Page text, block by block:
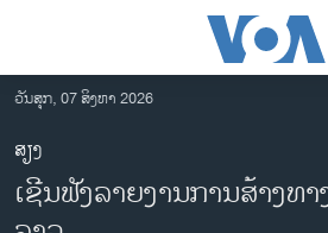
ເຂົ້າ
ຫາ
ຂ້າມ
ຂ້າມ
ຂ້າມ
ລາວ
ອາເມຣິກາ
ວັນສຸກ, 07 ສິງຫາ 2026
ສຽງ
ເຊີນຟັງລາຍງານການສ້າງທ